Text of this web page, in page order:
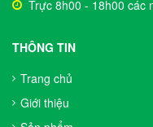
Trực 8h00 - 18h00 các
THÔNG TIN
Trang chủ
Giới thiệu